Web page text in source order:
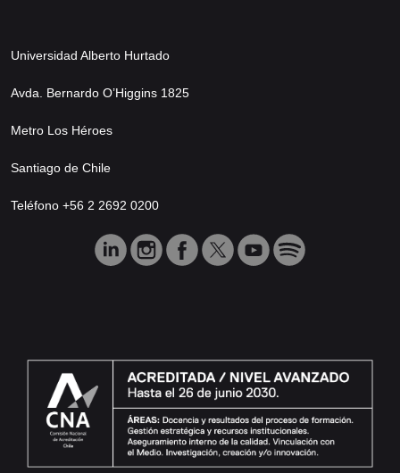
Universidad Alberto Hurtado
Avda. Bernardo O’Higgins 1825
Metro Los Héroes
Santiago de Chile
Teléfono +56 2 2692 0200